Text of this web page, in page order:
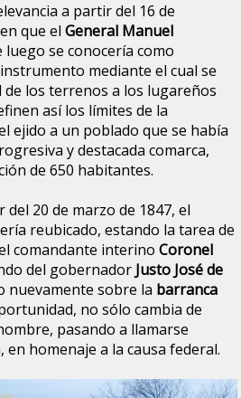
a partir del 16 de
que elGeneral Manuel
luego se conocería como
mediante el cual se
los terrenos a los lugareños
así los límites de la
ejido a un poblado que se había
y destacada comarca,
de 650 habitantes.
20 de marzo de 1847, el
reubicado, estando la tarea de
comandante interinoCoronel
del gobernador Justo José de
nuevamente sobre la barranca
no sólo cambia de
pasando a llamarse
en homenaje a la causa federal.